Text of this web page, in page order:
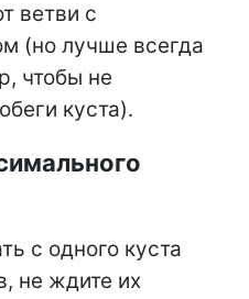
ветви с
(но лучше всегда
чтобы не
куста).
с одного куста
не ждите их